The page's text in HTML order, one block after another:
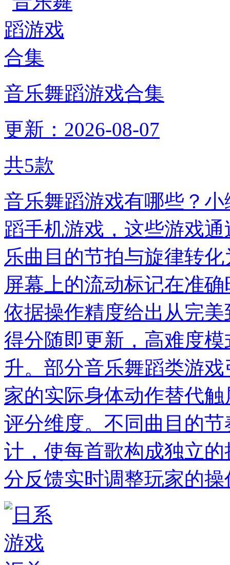
音乐舞蹈游戏合集
更新：2026-08-07
共5款
音乐舞蹈游戏有哪些？
蹈手机游戏，这些游戏
乐曲目的节拍与旋律转
屏幕上的流动标记在准
依据操作精度给出从完
得分随即更新，高难度
升。部分音乐舞蹈类游
家的实际身体动作替代
评分维度。不同曲目的
计，使每首歌构成独立
分反馈实时调整玩家的